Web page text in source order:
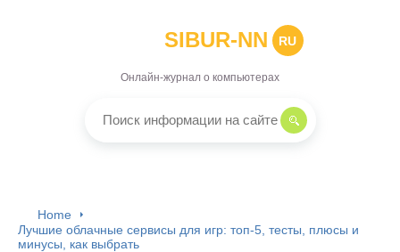
SIBUR-NN RU
Онлайн-журнал о компьютерах
Home
Лучшие облачные сервисы для игр: топ-5, тесты, плюсы и
минусы, как выбрать